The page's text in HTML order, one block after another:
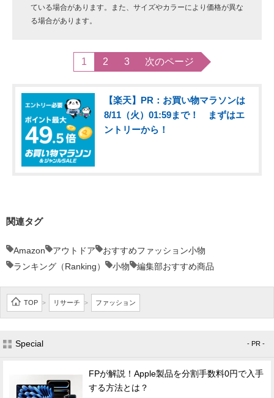
ている場合があります。また、サイズやカラーにより価格が異な
る場合があります。
1 2 3 次のページ
【楽天】PR：お買い物マラソンは
8/11（火）01:59まで！ まずはエ
ントリーから！
関連タグ
Amazon アウトドア
おすすめファッション小物
ランキング（Ranking）
小物 編集部おすすめ商品
TOP > リサーチ > ファッション
Special - PR -
FPが解説！Apple製品を分割手数料0円で入手
する方法とは？